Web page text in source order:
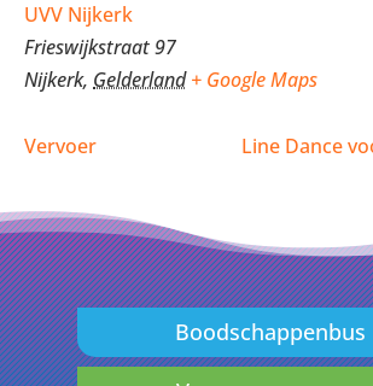
UVV Nijkerk
Frieswijkstraat 97
Nijkerk, Gelderland + Google Maps
Vervoer Line Dance
Boodschappenbus